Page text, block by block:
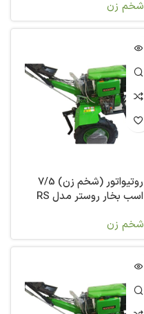
شخم زن
روتیواتور (شخم زن) 7/5
اسب بخار روستر مدل RS
شخم زن